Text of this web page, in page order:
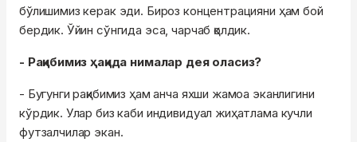
бўлишимиз керак эди. Бироз концентрацияни ҳам бой
бердик. Ўйин сўнгида эса, чарчаб қолдик.
- Рақибимиз ҳақида нималар дея оласиз?
- Бугунги рақибимиз ҳам анча яхши жамоа эканлигини
кўрдик. Улар биз каби индивидуал жиҳатлама кучли
футзалчилар экан.